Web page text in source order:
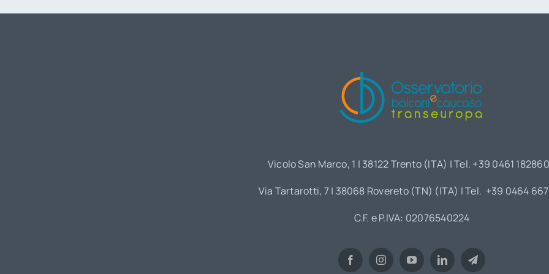
Vicolo San Marco, 1 | 38122 Trento (ITA) | Tel. +39 0461
Via Tartarotti, 7 | 38068 Rovereto (TN) (ITA) | Tel. +39 0464
C.F. e P.IVA: 02076540224